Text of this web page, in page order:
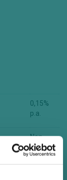
0,15%
p.a.
Non
previste